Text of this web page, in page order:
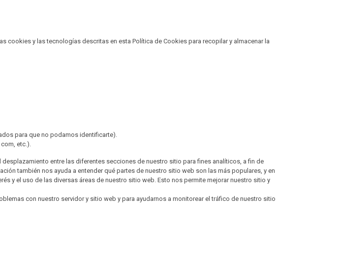
y las tecnologías descritas en esta Política de Cookies para recopilar y almacenar la
para que no podamos identificarte).
etc.).
entre las diferentes secciones de nuestro sitio para fines analíticos, a fin de
también nos ayuda a entender qué partes de nuestro sitio web son las más populares, y en
y el uso de las diversas áreas de nuestro sitio web. Esto nos permite mejorar nuestro sitio y
con nuestro servidor y sitio web y para ayudarnos a monitorear el tráfico de nuestro sitio